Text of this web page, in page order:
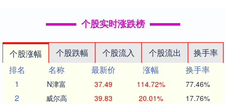
个股实时涨跌榜
个股涨幅 个股跌幅 个股流入 个股流出
换手率
排名
名称 最新价 涨幅
换手率
1
N津富 37.49 114.72% 77.46%
2 威尔高 39.83 20.01% 17.76%